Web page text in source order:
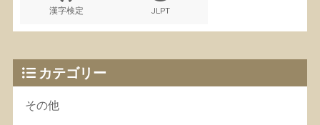
漢字検定 JLPT
カテゴリー
その他